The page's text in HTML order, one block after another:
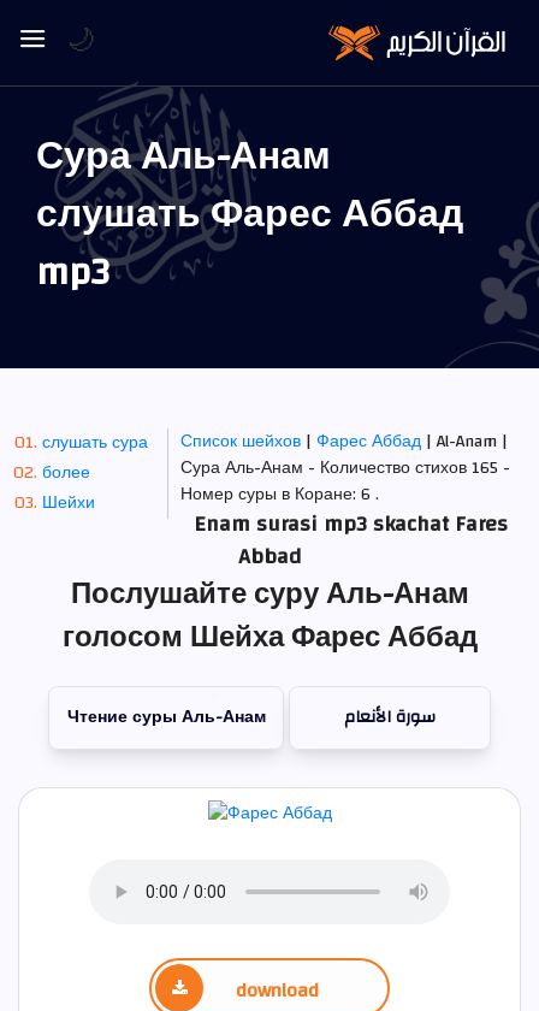
Сура Аль-Анам
слушать Фарес Аббад
mp3
слушать сура
более
Шейхи
Список шейхов|Фарес Аббад| Al-Anam |
Сура Аль-Анам - Количество стихов 165 -
Номер суры в Коране: 6 .
Enam surasi mp3 skachat Fares
Abbad
Послушайте суру Аль-Анам
голосом Шейха Фарес Аббад
Чтение суры Аль-Анам سورة الأنعام
download
🌙